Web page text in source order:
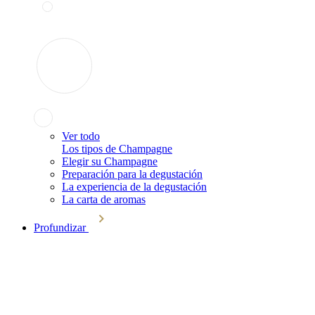
Ver todo
Los tipos de Champagne
Elegir su Champagne
Preparación para la degustación
La experiencia de la degustación
La carta de aromas
Profundizar